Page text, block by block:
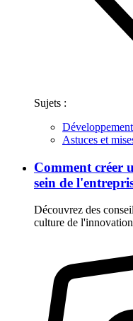
Sujets :
Astuces et
Comment créer
sein de
Découvrez des
culture de